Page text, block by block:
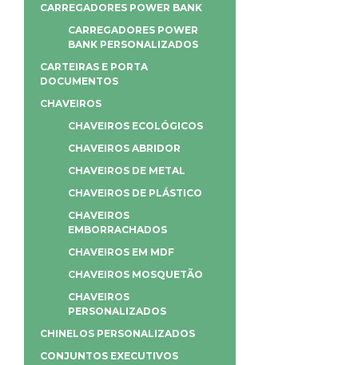
CARREGADORES POWER BANK
CARREGADORES POWER
BANK PERSONALIZADOS
CARTEIRAS E PORTA
DOCUMENTOS
CHAVEIROS
CHAVEIROS ECOLÓGICOS
CHAVEIROS ABRIDOR
CHAVEIROS DE METAL
CHAVEIROS DE PLÁSTICO
CHAVEIROS
EMBORRACHADOS
CHAVEIROS EM MDF
CHAVEIROS MOSQUETÃO
CHAVEIROS
PERSONALIZADOS
CHINELOS PERSONALIZADOS
CONJUNTOS EXECUTIVOS